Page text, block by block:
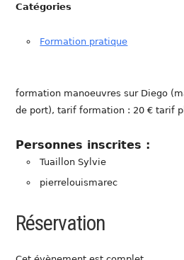
Catégories
Formation pratique
formation manoeuvres sur Diego
de port), tarif formation : 20 € tarif
Personnes inscrites :
Tuaillon Sylvie
pierrelouismarec
Réservation